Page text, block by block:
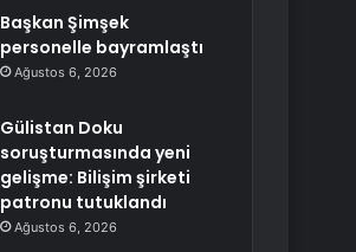
Başkan Şimşek
personelle bayramlaştı
Ağustos 6, 2026
Gülistan Doku
soruşturmasında yeni
gelişme: Bilişim şirketi
patronu tutuklandı
Ağustos 6, 2026